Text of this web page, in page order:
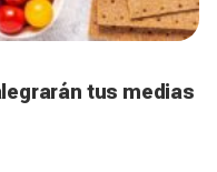
tus medias